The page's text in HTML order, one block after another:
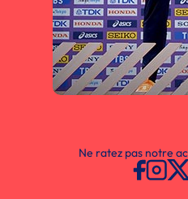
Ne ratez pas notre